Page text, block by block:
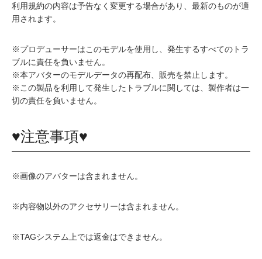
利用規約の内容は予告なく変更する場合があり、最新のものが適
用されます。
※プロデューサーはこのモデルを使用し、発生するすべてのトラ
ブルに責任を負いません。
※本アバターのモデルデータの再配布、販売を禁止します。
※この製品を利用して発生したトラブルに関しては、製作者は一
切の責任を負いません。
♥注意事項♥
※画像のアバターは含まれません。
※内容物以外のアクセサリーは含まれません。
※TAGシステム上では返金はできません。